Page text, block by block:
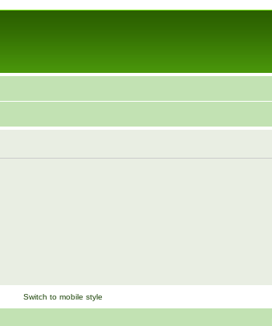
Switch to mobile style